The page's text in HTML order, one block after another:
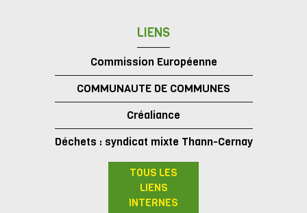
LIENS
Commission Européenne
COMMUNAUTE DE COMMUNES
Créaliance
Déchets : syndicat mixte Thann-Cernay
TOUS LES
LIENS
INTERNES